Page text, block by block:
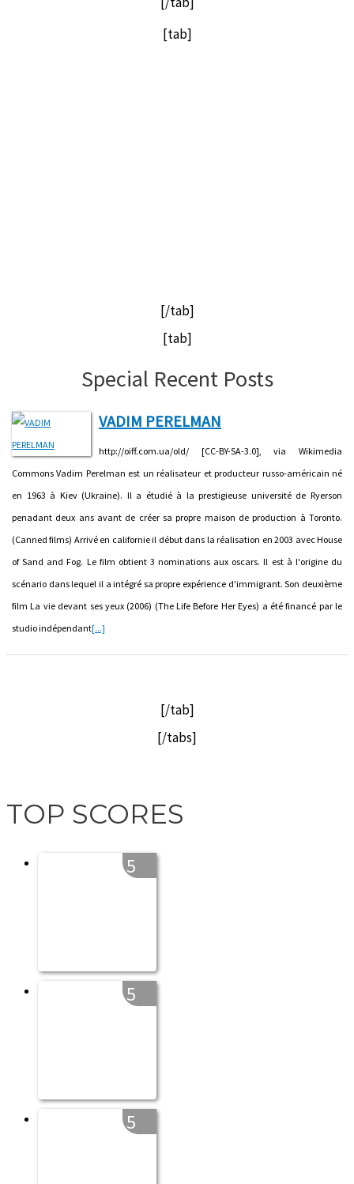
[tab]
[/tab]
[tab]
Special Recent Posts
VADIM PERELMAN
http://oiff.com.ua/old/ [CC-BY-SA-3.0], via Wikimedia
Commons Vadim Perelman est un réalisateur et producteur russo-américain né
en 1963 à Kiev (Ukraine). Il a étudié à la prestigieuse université de Ryerson
penadant deux ans avant de créer sa propre maison de production à Toronto.
(Canned films) Arrivé en californie il début dans la réalisation en 2003 avec House
of Sand and Fog. Le film obtient 3 nominations aux oscars. Il est à l'origine du
scénario dans lequel il a intégré sa propre expérience d'immigrant. Son deuxième
film La vie devant ses yeux (2006) (The Life Before Her Eyes) a été financé par le
studio indépendant[...]
[/tab]
[/tabs]
TOP SCORES
5
5
5